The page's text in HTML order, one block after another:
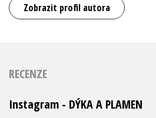
Zobrazit profil autora
RECENZE
Instagram - DÝKA A PLAMEN